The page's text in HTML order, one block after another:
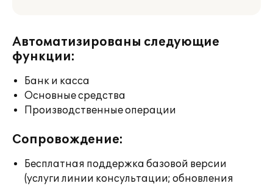
Автоматизированы следующие
функции:
Банк и касса
Основные средства
Производственные операции
Сопровождение:
Бесплатная поддержка базовой версии
(услуги линии консультации; обновления